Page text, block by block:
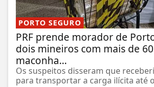
PORTO SEGURO
PRF prende morador de
dois mineiros com mais de
maconha...
Os suspeitos disseram que
para transportar a carga ilícita até